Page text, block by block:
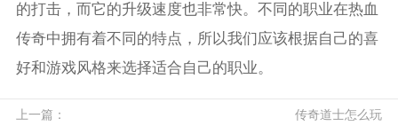
的打击，而它的升级速度也非常快。不同的职业在热血
传奇中拥有着不同的特点，所以我们应该根据自己的喜
好和游戏风格来选择适合自己的职业。
上一篇： 传奇道士怎么玩